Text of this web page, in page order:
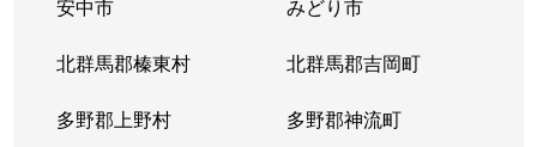
安中市 みどり市
北群馬郡榛東村 北群馬郡吉岡町
多野郡上野村 多野郡神流町